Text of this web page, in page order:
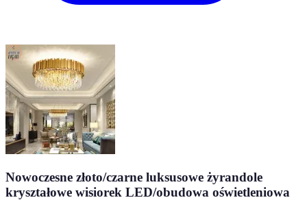
Nowoczesne złoto/czarne luksusowe żyrandole
kryształowe wisiorek LED/obudowa oświetleniowa